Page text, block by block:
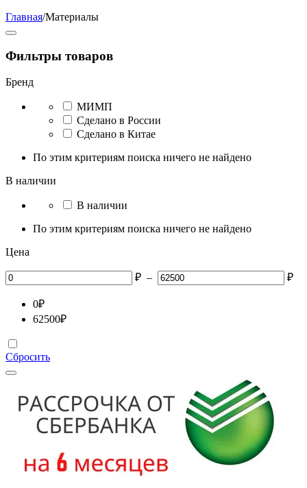
Главная/Материалы
Фильтры товаров
Бренд
МИМП
Сделано в России
Сделано в Китае
По этим критериям поиска ничего не найдено
В наличии
В наличии
По этим критериям поиска ничего не найдено
Цена
₽ – ₽
0₽
62500₽
Сбросить